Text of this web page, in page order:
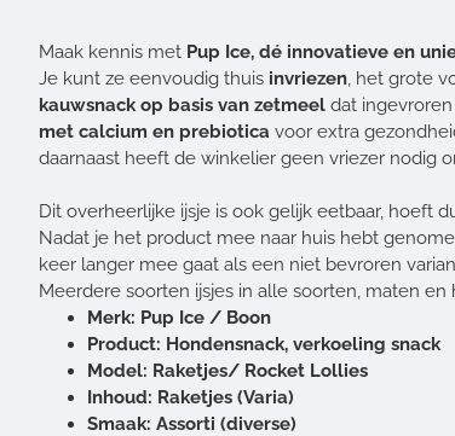
Maak kennis met Pup Ice, dé innovatieve en
Je kunt ze eenvoudig thuis invriezen, het grote
kauwsnack op basis van zetmeel dat
met calcium en prebiotica voor extra
daarnaast heeft de winkelier geen vriezer nodig
Dit overheerlijke ijsje is ook gelijk eetbaar, hoeft
Nadat je het product mee naar huis hebt
keer langer mee gaat als een niet bevroren
Meerdere soorten ijsjes in alle soorten, maten en
Merk: Pup Ice / Boon
Product: Hondensnack, verkoeling snack
Model: Raketjes/ Rocket Lollies
Inhoud: Raketjes (Varia)
Smaak: Assorti (diverse)